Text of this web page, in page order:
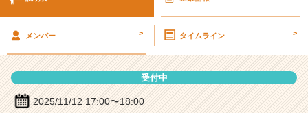
細
ー・
メンバー > タイムライン >
受付中
2025/11/12 17:00〜18:00